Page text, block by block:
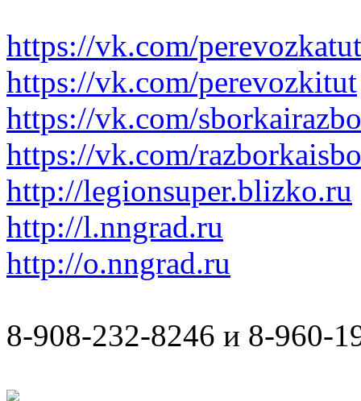
https://vk.com/perevozkatut
https://vk.com/perevozkitut
https://vk.com/
https://vk.com/
http://legionsuper.blizko.ru
http://l.nngrad.ru
http://o.nngrad.ru
8-908-232-8246 и 8-960-